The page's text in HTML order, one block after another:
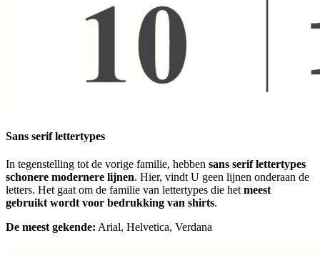
Sans serif lettertypes
In tegenstelling tot de vorige familie, hebben sans serif lettertypes
schonere modernere lijnen. Hier, vindt U geen lijnen onderaan de
letters. Het gaat om de familie van lettertypes die het meest
gebruikt wordt voor bedrukking van shirts.
De meest gekende: Arial, Helvetica, Verdana